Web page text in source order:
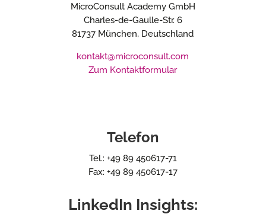
MicroConsult Academy GmbH
Charles-de-Gaulle-Str. 6
81737 München, Deutschland
kontakt@microconsult.com
Zum Kontaktformular
Telefon
Tel.: +49 89 450617-71
Fax: +49 89 450617-17
LinkedIn Insights: